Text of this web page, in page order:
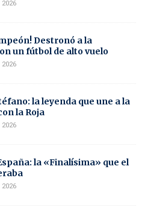
Destronó a la
un fútbol de alto vuelo
la leyenda que une a la
la Roja
la «Finalísima» que el